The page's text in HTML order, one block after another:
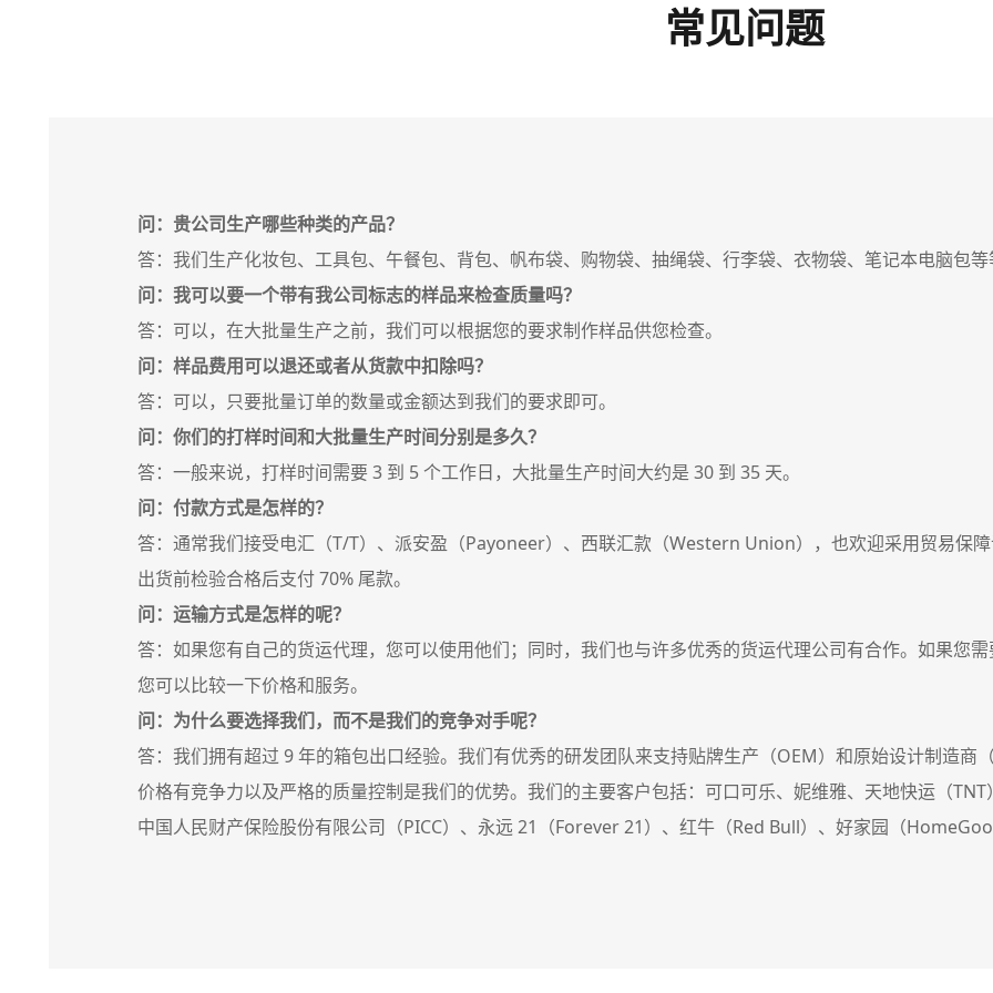
常见问题
问：贵公司生产哪些种类的产品？
答：我们生产化妆包、工具包、午餐包、背包、帆布袋、购物袋、抽绳袋、行李袋、衣物袋、笔记本电脑包
问：我可以要一个带有我公司标志的样品来检查质量吗？
答：可以，在大批量生产之前，我们可以根据您的要求制作样品供您检查。
问：样品费用可以退还或者从货款中扣除吗？
答：可以，只要批量订单的数量或金额达到我们的要求即可。
问：你们的打样时间和大批量生产时间分别是多久？
答：一般来说，打样时间需要 3 到 5 个工作日，大批量生产时间大约是 30 到 35 天。
问：付款方式是怎样的？
答：通常我们接受电汇（T/T）、派安盈（Payoneer）、西联汇款（Western Union），也欢迎采用贸易保
出货前检验合格后支付 70% 尾款。
问：运输方式是怎样的呢？
答：如果您有自己的货运代理，您可以使用他们；同时，我们也与许多优秀的货运代理公司有合作。如果您
您可以比较一下价格和服务。
问：为什么要选择我们，而不是我们的竞争对手呢？
答：我们拥有超过 9 年的箱包出口经验。我们有优秀的研发团队来支持贴牌生产（OEM）和原始设计制造商
价格有竞争力以及严格的质量控制是我们的优势。我们的主要客户包括：可口可乐、妮维雅、天地快运（
中国人民财产保险股份有限公司（PICC）、永远 21（Forever 21）、红牛（Red Bull）、好家园（